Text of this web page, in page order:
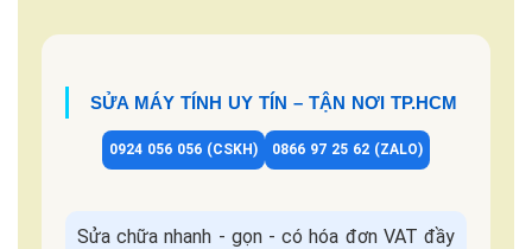
SỬA MÁY TÍNH UY TÍN – TẬN NƠI TP.HCM
0924 056 056 (CSKH) 0866 97 25 62 (ZALO)
Sửa chữa nhanh - gọn - có hóa đơn VAT đầy